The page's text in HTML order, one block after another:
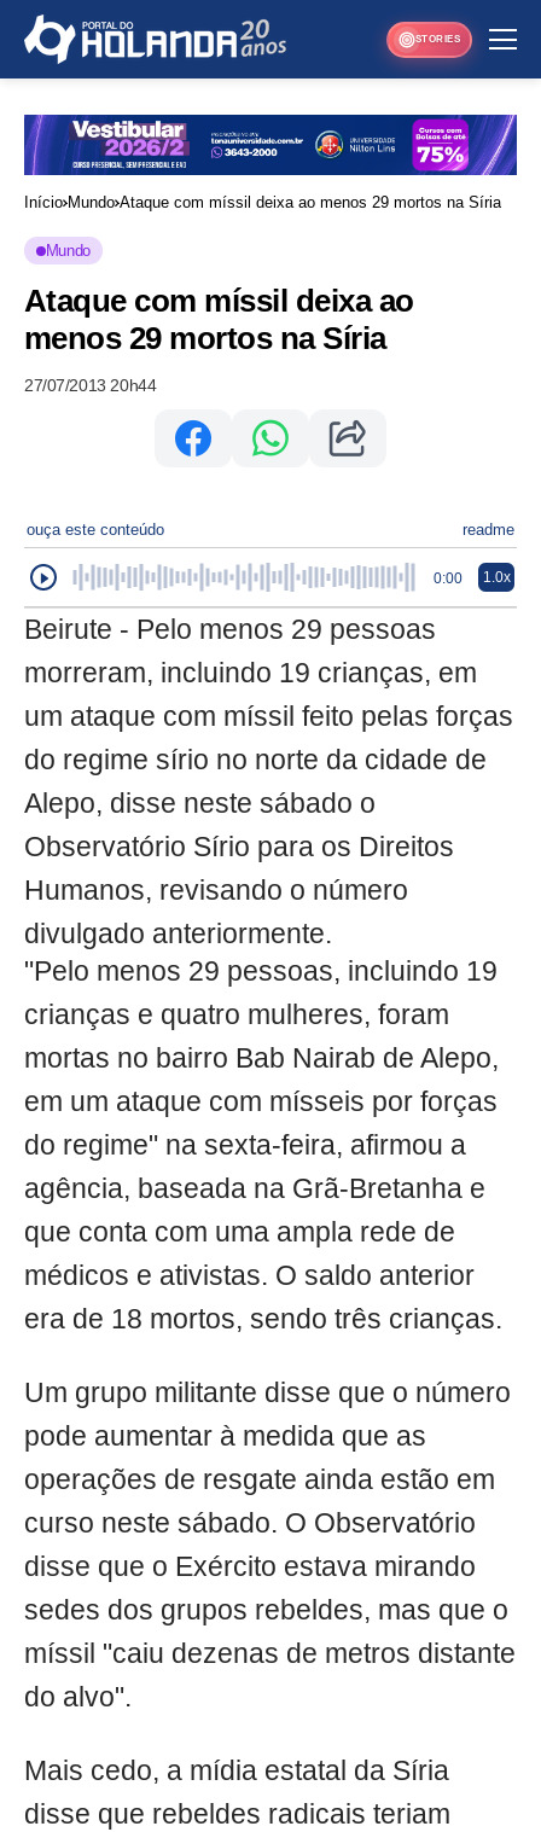
STORIES
Início Mundo Ataque com míssil deixa ao menos 29 mortos na Síria
Mundo
Ataque com míssil deixa ao
menos 29 mortos na Síria
27/07/2013 20h44
ouça este conteúdo readme
0:00 1.0x
Beirute - Pelo menos 29 pessoas
morreram, incluindo 19 crianças, em
um ataque com míssil feito pelas forças
do regime sírio no norte da cidade de
Alepo, disse neste sábado o
Observatório Sírio para os Direitos
Humanos, revisando o número
divulgado anteriormente.
"Pelo menos 29 pessoas, incluindo 19
crianças e quatro mulheres, foram
mortas no bairro Bab Nairab de Alepo,
em um ataque com mísseis por forças
do regime" na sexta-feira, afirmou a
agência, baseada na Grã-Bretanha e
que conta com uma ampla rede de
médicos e ativistas. O saldo anterior
era de 18 mortos, sendo três crianças.
Um grupo militante disse que o número
pode aumentar à medida que as
operações de resgate ainda estão em
curso neste sábado. O Observatório
disse que o Exército estava mirando
sedes dos grupos rebeldes, mas que o
míssil "caiu dezenas de metros distante
do alvo".
Mais cedo, a mídia estatal da Síria
disse que rebeldes radicais teriam